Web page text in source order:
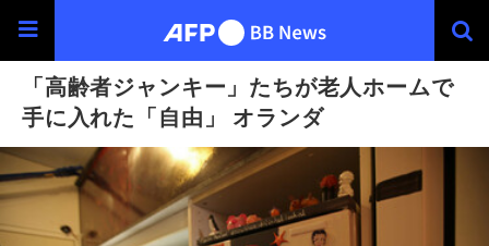
「高齢者ジャンキー」たちが老人ホームで
手に入れた「自由」 オランダ